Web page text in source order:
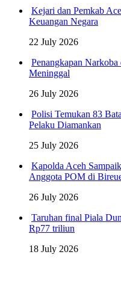
Kejari dan Pemkab
Keuangan Negara
22 July 2026
Penangkapan
Meninggal
26 July 2026
Polisi Temukan 83
Pelaku Diamankan
25 July 2026
Kapolda Aceh
Anggota POM di
26 July 2026
Taruhan final Piala
Rp77 triliun
18 July 2026